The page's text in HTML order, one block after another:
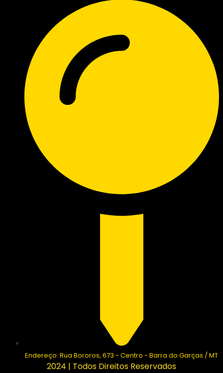
Endereço: Rua Bororos, 673 - Centro - Barra do Garças / MT
2024 | Todos Direitos Reservados